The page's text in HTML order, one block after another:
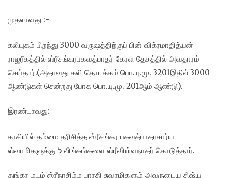
முதலாவது :-
கலியுகம் பிறந்து 3000 வருஷத்திற்குப் பின் விக்ரமாதித்யன்
ராஜரீகத்தில் ஸ்ரீசங்கரபகவத்பாதர் கேரள தேசத்தில் அவதாரம்
செய்தார்.(அதாவது கலி தொடக்கம் பொ.யு.மு. 3201இதில் 3000
ஆண்டுகள் சென்றது போக பொ.யு.மு. 201ஆம் ஆண்டு).
இரண்டாவது:-
காசியில் தம்மை தரிசித்த ஸ்ரீசங்கர பகவத்பாதாசார்ய
ஸ்வாமிகளுக்கு 5 லிங்கங்களை ஸ்ரீவிஶ்வநாதர் கொடுத்தார்.
துங்கா மடம் ஸ்ரீநரசிம்ம பாரதி சுவாமிகளும் அவருடைய சிஷ்ய